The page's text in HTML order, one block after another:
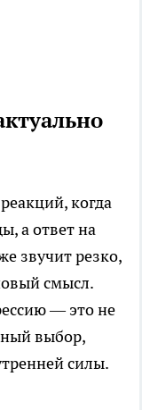
когда
а ответ на
звучит резко,
смысл.
— это не
выбор,
силы.